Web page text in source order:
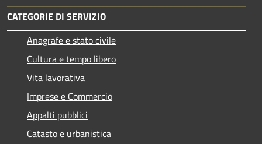
CATEGORIE DI SERVIZIO
Anagrafe e stato civile
Cultura e tempo libero
Vita lavorativa
Imprese e Commercio
Appalti pubblici
Catasto e urbanistica